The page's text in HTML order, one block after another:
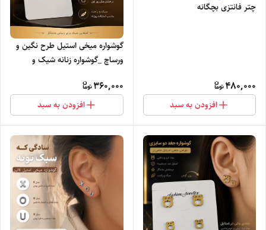
چتر فانتزی بچگانه
480,000
افزودن به سبد
گوشواره میخی استیل طرح نگین و
ورساچ _گوشواره زنانه شیک و
360,000
افزودن به سبد